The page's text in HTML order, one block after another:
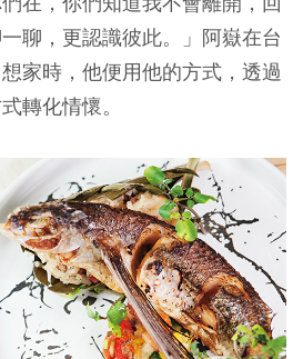
聊，更認識彼此。」阿嶽在台
家時，他便用他的方式，透過
轉化情懷。